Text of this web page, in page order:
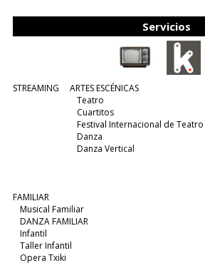
Servicios
STREAMING
ARTES ESCÉNICAS
Teatro
Cuartitos
Festival Internacional de Teatro
Danza
Danza Vertical
FAMILIAR
Musical Familiar
DANZA FAMILIAR
Infantil
Taller Infantil
Opera Txiki